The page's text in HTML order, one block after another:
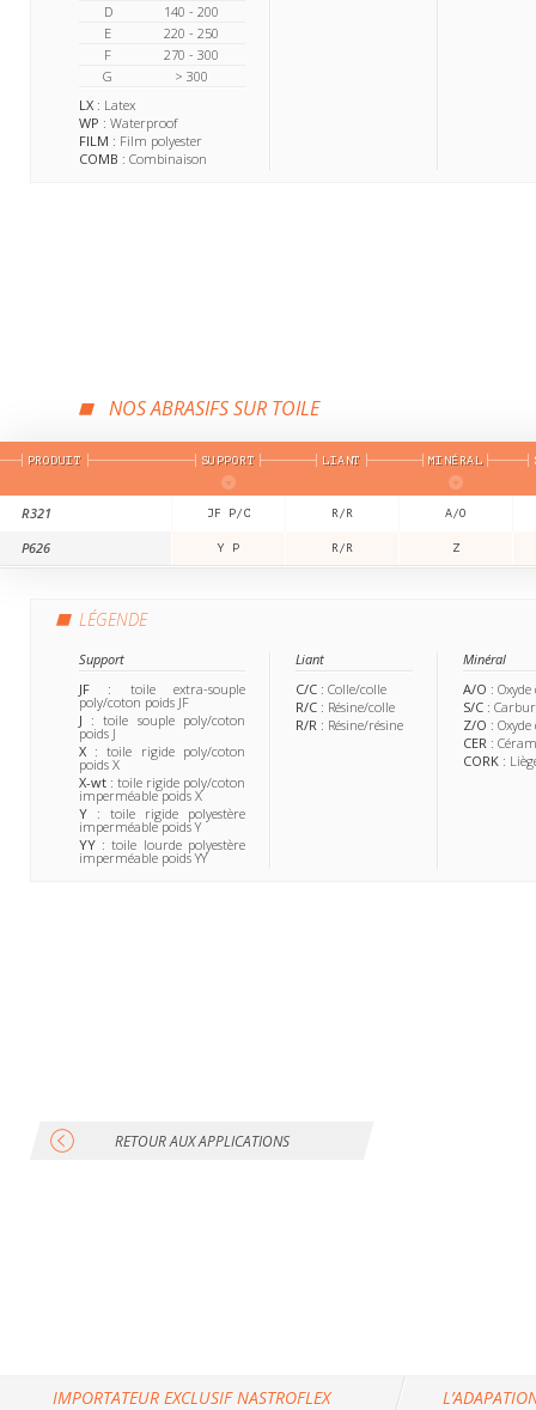
D
140 - 200
E
220 - 250
F
270 - 300
G
> 300
LX : Latex
WP : Waterproof
FILM : Film polyester
COMB : Combinaison
NOS ABRASIFS SUR TOILE
PRODUIT SUPPORT LIANT MINÉRAL
R321 JF P/C R/R A/O
P626 Y P R/R Z
LÉGENDE
Support
JF : toile extra-souple
poly/coton poids JF
J : toile souple poly/coton
poids J
X : toile rigide poly/coton
poids X
X-wt : toile rigide poly/coton
imperméable poids X
Y : toile rigide polyestère
imperméable poids Y
YY : toile lourde polyestère
imperméable poids YY
Liant
C/C : Colle/colle
R/C : Résine/colle
R/R : Résine/résine
Minéral
A/O :
S/C :
Z/O :
CER :
CORK :
RETOUR AUX APPLICATIONS
IMPORTATEUR EXCLUSIF NASTROFLEX